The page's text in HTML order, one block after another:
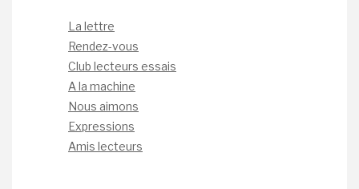
La lettre
Rendez-vous
Club lecteurs essais
A la machine
Nous aimons
Expressions
Amis lecteurs